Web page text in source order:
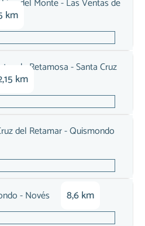
del Monte - Las Ventas de
km
de Retamosa - Santa Cruz
km
del Retamar - Quismondo
- Novés 8,6 km